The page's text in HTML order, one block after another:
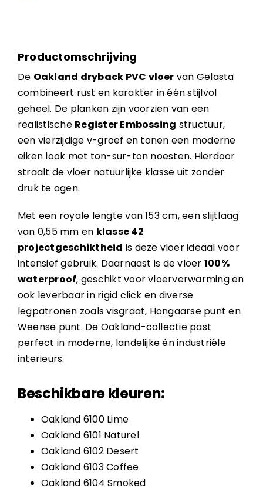
Productomschrijving
De Oakland dryback PVC vloer van Gelasta
combineert rust en karakter in één stijlvol
geheel. De planken zijn voorzien van een
realistische Register Embossing structuur,
een vierzijdige v-groef en tonen een moderne
eiken look met ton-sur-ton noesten. Hierdoor
straalt de vloer natuurlijke klasse uit zonder
druk te ogen.
Met een royale lengte van 153 cm, een slijtlaag
van 0,55 mm en klasse 42
projectgeschiktheid is deze vloer ideaal voor
intensief gebruik. Daarnaast is de vloer 100%
waterproof, geschikt voor vloerverwarming en
ook leverbaar in rigid click en diverse
legpatronen zoals visgraat, Hongaarse punt en
Weense punt. De Oakland-collectie past
perfect in moderne, landelijke én industriële
interieurs.
Beschikbare kleuren:
Oakland 6100 Lime
Oakland 6101 Naturel
Oakland 6102 Desert
Oakland 6103 Coffee
Oakland 6104 Smoked